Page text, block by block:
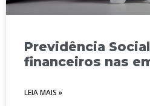
Previdência
financeiros nas
LEIA MAIS »